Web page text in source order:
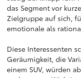
das Segment vor
Zielgruppe auf sich,
emotionale als
Diese Interessenten
Geräumigkeit, die
einem SUV, würden